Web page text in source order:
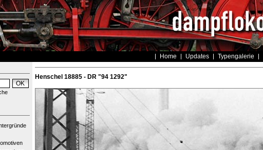
Home Updates Typengalerie
Henschel 18885 - DR "94 1292"